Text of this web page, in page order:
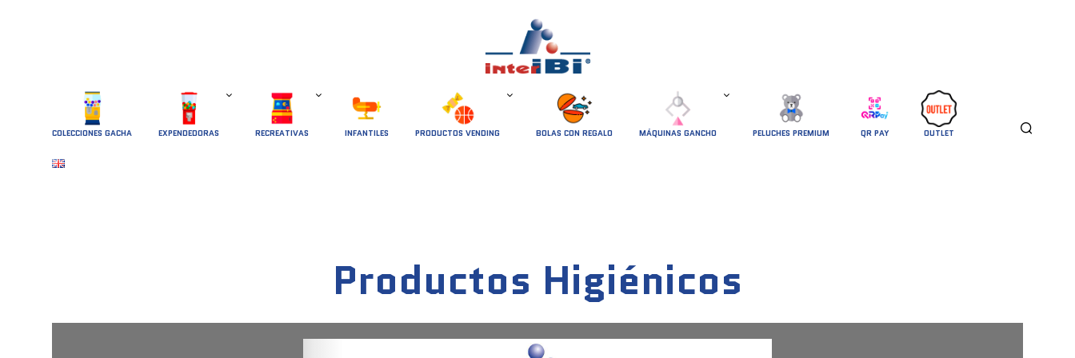
COLECCIONES GACHA EXPENDEDORAS RECREATIVAS INFANTILES PRODUCTOS VENDING BOLAS CON REGALO MÁQUINAS GANCHO PELUCHES PREMIUM QR PAY OUTLET
Productos Higiénicos